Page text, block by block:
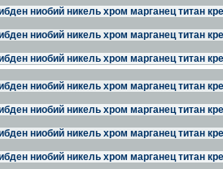
ниобий никель хром марганец титан
ниобий никель хром марганец титан
ниобий никель хром марганец титан
ниобий никель хром марганец титан
ниобий никель хром марганец титан
ниобий никель хром марганец титан
ниобий никель хром марганец титан